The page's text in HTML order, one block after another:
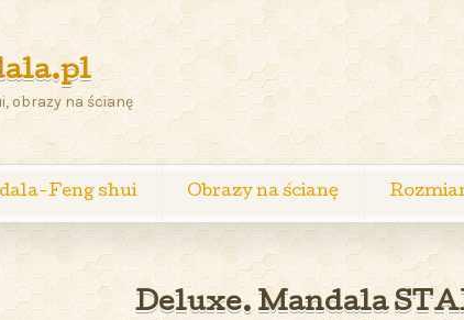
obrazy na ścianę
Feng shui Obrazy na ścianę
Deluxe. Mandala